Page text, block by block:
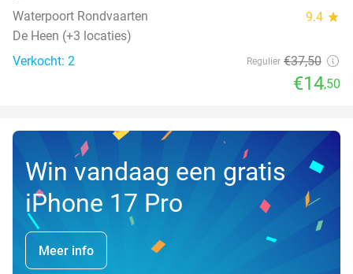
Waterpoort Rondvaarten 9.4 star
De Heen (+3 locaties)
Verkocht: 2
Regulier €37,50
€14,50
Win vandaag een gratis
iPhone 17 Pro
Meer info